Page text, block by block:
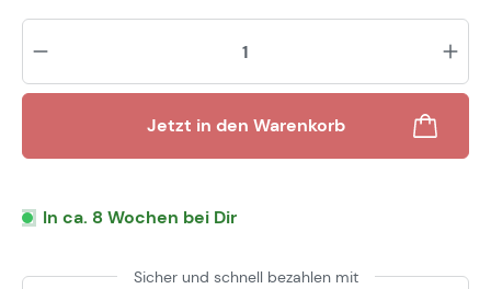
Jetzt in den Warenkorb
In ca. 8 Wochen bei Dir
Sicher und schnell bezahlen mit